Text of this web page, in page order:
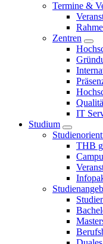
Termine &
Zentren
IT
Studium
THB